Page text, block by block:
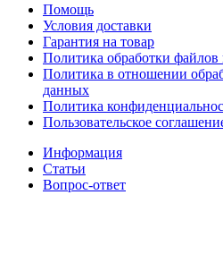
Помощь
Условия доставки
Гарантия на товар
Политика обработки файлов
Политика в отношении
данных
Политика
Пользовательское
Информация
Статьи
Вопрос-ответ